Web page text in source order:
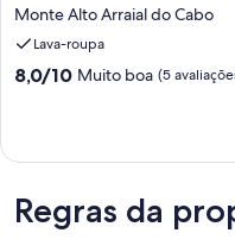
estúdio
em
condomínio
Arraial
e
Lagoa
Monte Alto Arraial do Cabo
Lava-roupa
8.0
boa,
avaliações)
8,0/10 Muito boa (5
Regras da